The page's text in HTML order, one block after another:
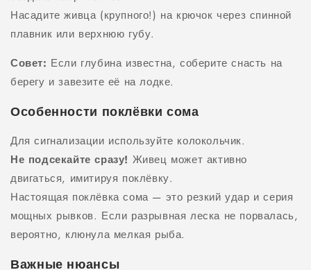
Насадите живца (крупного!) на крючок через спинной
плавник или верхнюю губу.
Совет: Если глубина известна, соберите снасть на
берегу и завезите её на лодке.
Особенности поклёвки сома
Для сигнализации используйте колокольчик.
Не подсекайте сразу! Живец может активно
двигаться, имитируя поклёвку.
Настоящая поклёвка сома — это резкий удар и серия
мощных рывков. Если разрывная леска не порвалась,
вероятно, клюнула мелкая рыба.
Важные нюансы